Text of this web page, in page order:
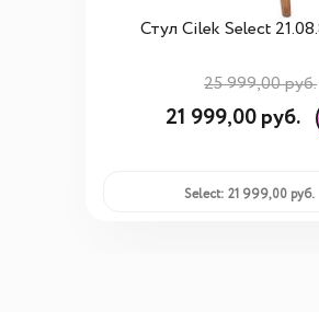
Стул Cilek Select
25 999,00 руб.
21 999,00 руб.
Select: 21 999,00 руб.